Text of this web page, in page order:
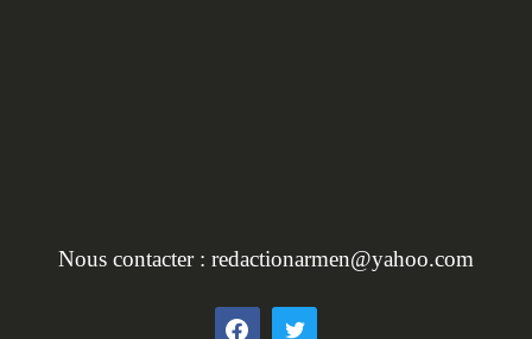
PATRIMOINE EN
Nous contacter : redactionarmen@yahoo.com